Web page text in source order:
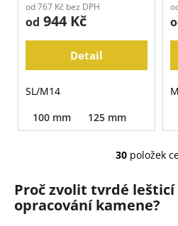
od 767 Kč bez DPH
od 944 Kč
Detail
SL/M14
100 mm
125 mm
O
l
á
30 položek
Proč zvolit tvrdé
opracování kamene?